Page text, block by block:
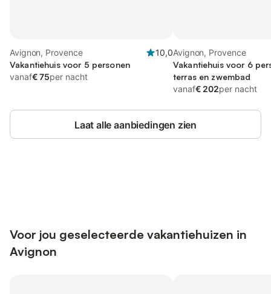
Avignon, Provence
10,0
Vakantiehuis voor 5 personen
vanaf€ 75per nacht
Avignon, Provence
Vakantiehuis voor 6
terras en zwembad
vanaf€ 202per nacht
Laat alle aanbiedingen zien
Voor jou geselecteerde vakantiehuizen in
Avignon